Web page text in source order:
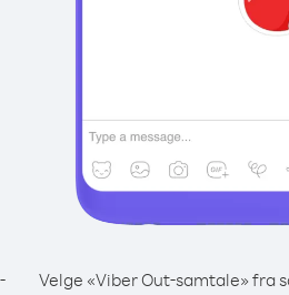
Velge «Viber Out-samtale» fra